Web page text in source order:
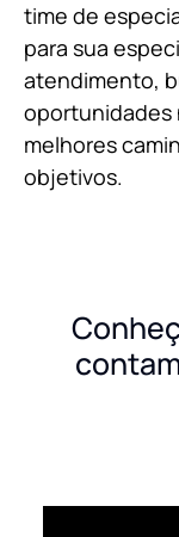
time de
para sua
atendimento,
oportunidades
melhores
objetivos.